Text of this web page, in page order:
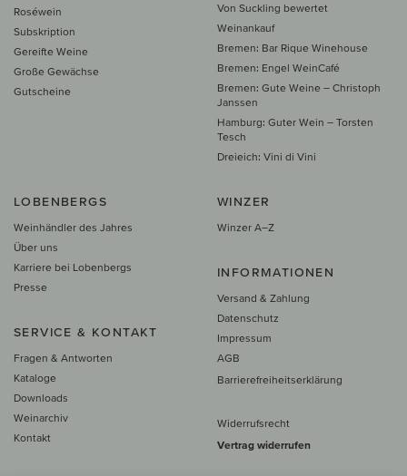
Roséwein
Subskription
Gereifte Weine
Große Gewächse
Gutscheine
Von Suckling bewertet
Weinankauf
Bremen: Bar Rique Winehouse
Bremen: Engel WeinCafé
Bremen: Gute Weine – Christoph
Janssen
Hamburg: Guter Wein – Torsten
Tesch
Dreieich: Vini di Vini
LOBENBERGS
Weinhändler des Jahres
Über uns
Karriere bei Lobenbergs
Presse
SERVICE & KONTAKT
Fragen & Antworten
Kataloge
Downloads
Weinarchiv
Kontakt
WINZER
Winzer A–Z
INFORMATIONEN
Versand & Zahlung
Datenschutz
Impressum
AGB
Barrierefreiheitserklärung
Widerrufsrecht
Vertrag widerrufen